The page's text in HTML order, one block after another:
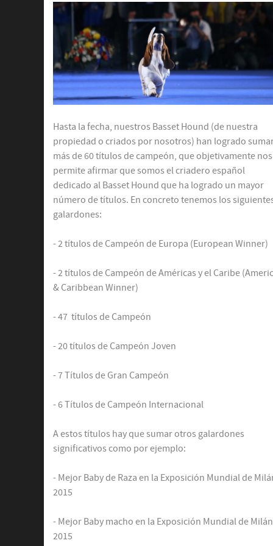
Hasta la fecha, nuestros Basset Hound (de nuestra
propiedad o criados por nosotros) han logrado
más de 60 títulos de campeón, que objetivamente nos
permite afirmar que somos el criadero español
dedicado al Basset Hound que ha logrado un mayor
número de títulos. En concreto tenemos los
galardones:
- 2 títulos de Campeón de Europa (European Winner)
- 2 títulos de Campeón de Américas y el Caribe
& Caribbean Winner)
- 47 títulos de Campeón
- 20 títulos de Campeón Joven
- 7 Títulos de Gran Campeón
- 6 Títulos de Campeón Internacional
A estos títulos hay que sumar otros galardones
significativos como por ejemplo:
- Mejor Baby de Raza en la Exposición Mundial de
2015
- Mejor Baby macho en la Exposición Mundial de Milán
2015